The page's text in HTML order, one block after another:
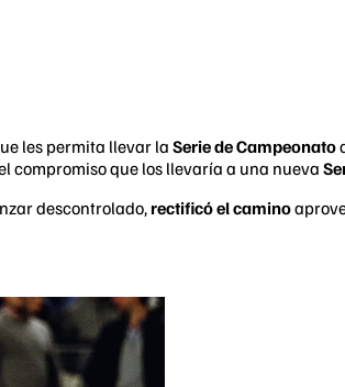
les permita llevar la Serie de Campeonato
compromiso que los llevaría a una nueva
descontrolado, rectificó el camino